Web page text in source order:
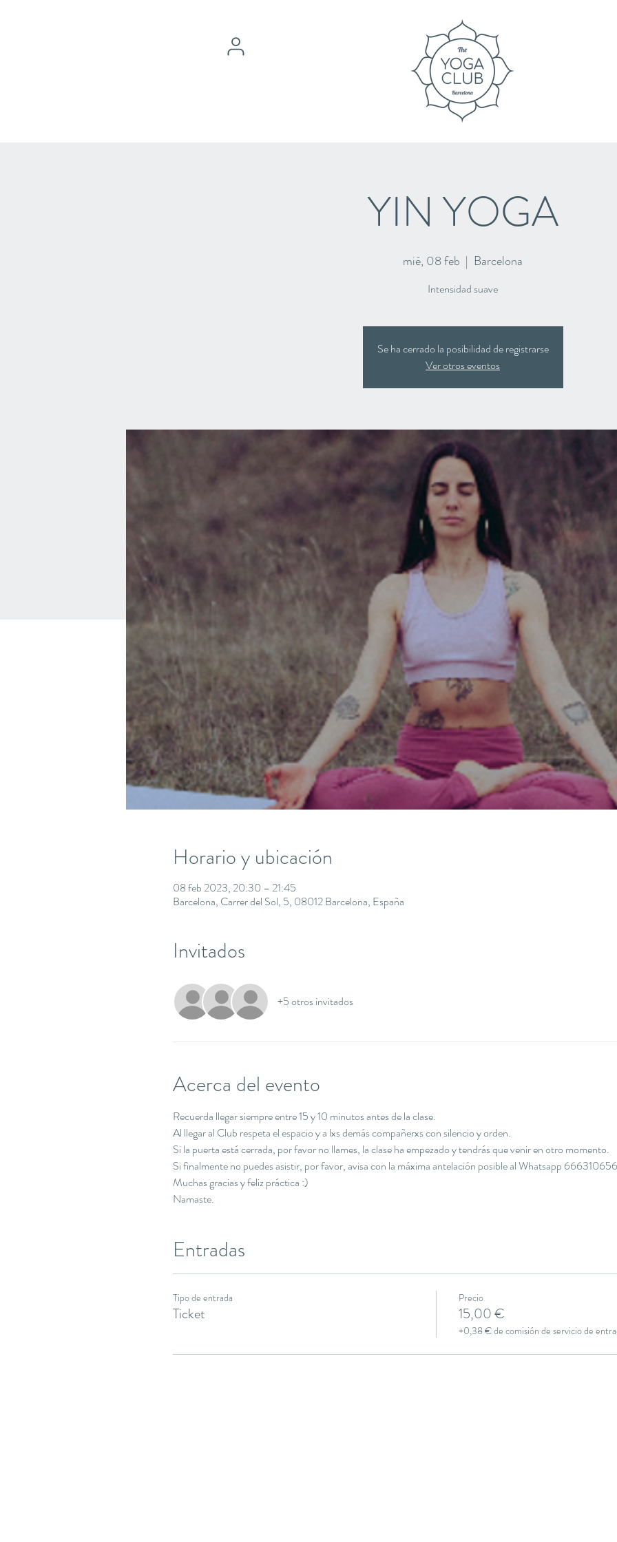
YIN YOGA
mié, 08 feb
  |
Barcelona
Intensidad suave
Se ha cerrado la posibilidad de registrarse
Ver otros eventos
Horario y ubicación
08 feb 2023, 20:30 – 21:45
Barcelona, Carrer del Sol, 5, 08012 Barcelona, España
Invitados
+5 otros invitados
Acerca del evento
Recuerda llegar siempre entre 15 y 10 minutos antes de la clase.
Al llegar al Club respeta el espacio y a lxs demás compañerxs con silencio y orden.
Si la puerta está cerrada, por favor no llames, la clase ha empezado y tendrás que venir en otro momento.
Si finalmente no puedes asistir, por favor, avisa con la máxima antelación posible al Whatsapp
Muchas gracias y feliz práctica :)
Namaste.
Entradas
Tipo de entrada
Ticket
Precio
15,00 €
+0,38 € de comisión de servicio de